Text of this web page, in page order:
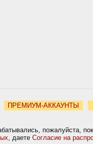
ПРЕМИУМ-АККАУНТЫ
пожалуйста,
, даете Согласие на